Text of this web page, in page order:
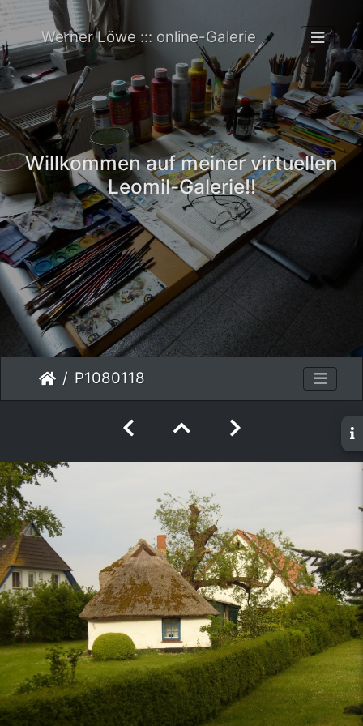
Werner Löwe ::: online-Galerie
Willkommen auf meiner virtuellen
Leomil-Galerie!!
P1080118